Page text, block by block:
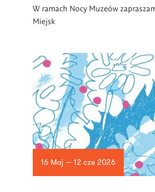
W ramach Nocy Muzeów
Miejsk
16 Maj — 12 cze 2026